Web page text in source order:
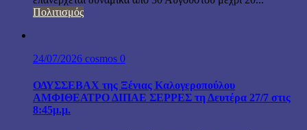
Πολιτισμός
24/07/2026 cosmos 0
ΟΔΥΣΣΕΒΑΧ της Ξένιας Καλογεροπούλου
ΑΜΦΙΘΕΑΤΡΟ ΔΙΠΑΕ ΣΕΡΡΕΣ τη Δευτέρα 27/7 στις
8:45μ.μ.